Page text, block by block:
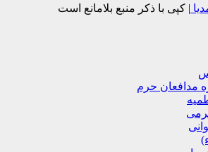
| کپی با ذکر منبع بلامانع است
مدافعان حرم